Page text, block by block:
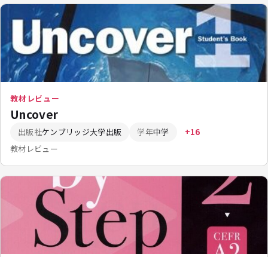
教材レビュー
Uncover
出版社ケンブリッジ大学出版 学年中学 +16
教材レビュー